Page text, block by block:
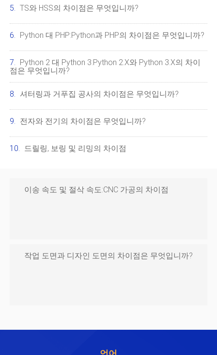
TS와 HSS의 차이점은 무엇입니까?
Python 대 PHP:Python과 PHP의 차이점은 무엇입니까?
Python 2 대 Python 3:Python 2.x와 Python 3.x의 차이
점은 무엇입니까?
셔터링과 거푸집 공사의 차이점은 무엇입니까?
전자와 전기의 차이점은 무엇입니까?
드릴링, 보링 및 리밍의 차이점
이송 속도 및 절삭 속도:CNC 가공의 차이점
작업 도면과 디자인 도면의 차이점은 무엇입니까?